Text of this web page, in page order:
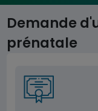
Demande
prénatale